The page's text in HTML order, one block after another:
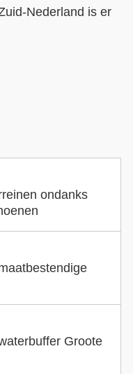
Nederland is er
ondanks
Groote